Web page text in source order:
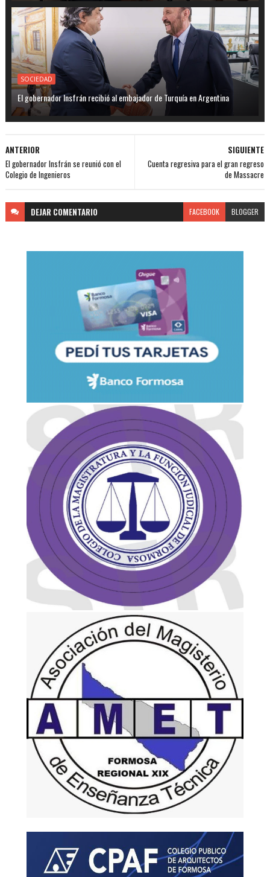
SOCIEDAD
El gobernador Insfrán recibió al embajador de Turquía en Argentina
SIGUIENTE
Cuenta regresiva para el gran regreso
de Massacre
ANTERIOR
El gobernador Insfrán se reunió con el
Colegio de Ingenieros
DEJAR COMENTARIO FACEBOOK BLOGGER